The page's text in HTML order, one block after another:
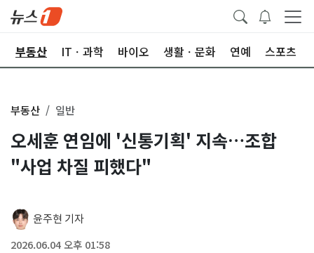
부동산 ITㆍ과학 바이오 생활ㆍ문화 연예 스포츠
부동산 일반
오세훈 연임에 '신통기획' 지속…조합
"사업 차질 피했다"
윤주현 기자
2026.06.04 오후 01:58